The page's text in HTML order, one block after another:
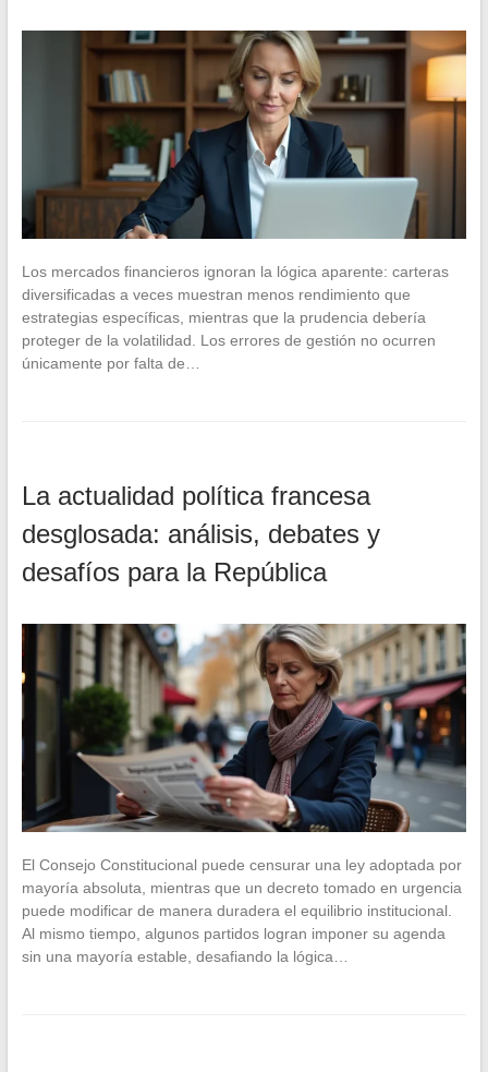
Los mercados financieros ignoran la lógica aparente: carteras
diversificadas a veces muestran menos rendimiento que
estrategias específicas, mientras que la prudencia debería
proteger de la volatilidad. Los errores de gestión no ocurren
únicamente por falta de…
La actualidad política francesa
desglosada: análisis, debates y
desafíos para la República
El Consejo Constitucional puede censurar una ley adoptada por
mayoría absoluta, mientras que un decreto tomado en urgencia
puede modificar de manera duradera el equilibrio institucional.
Al mismo tiempo, algunos partidos logran imponer su agenda
sin una mayoría estable, desafiando la lógica…